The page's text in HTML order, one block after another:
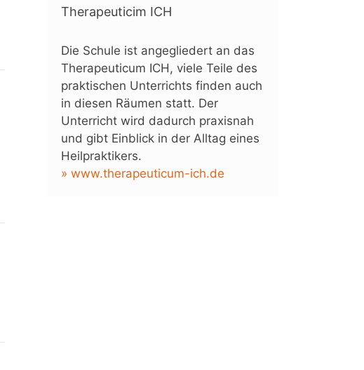
Therapeuticim ICH
Die Schule ist angegliedert an das
Therapeuticum ICH, viele Teile des
praktischen Unterrichts finden auch
in diesen Räumen statt. Der
Unterricht wird dadurch praxisnah
und gibt Einblick in der Alltag eines
Heilpraktikers.
» www.therapeuticum-ich.de